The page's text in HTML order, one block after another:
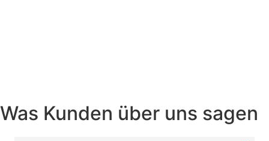
Was Kunden über uns sagen